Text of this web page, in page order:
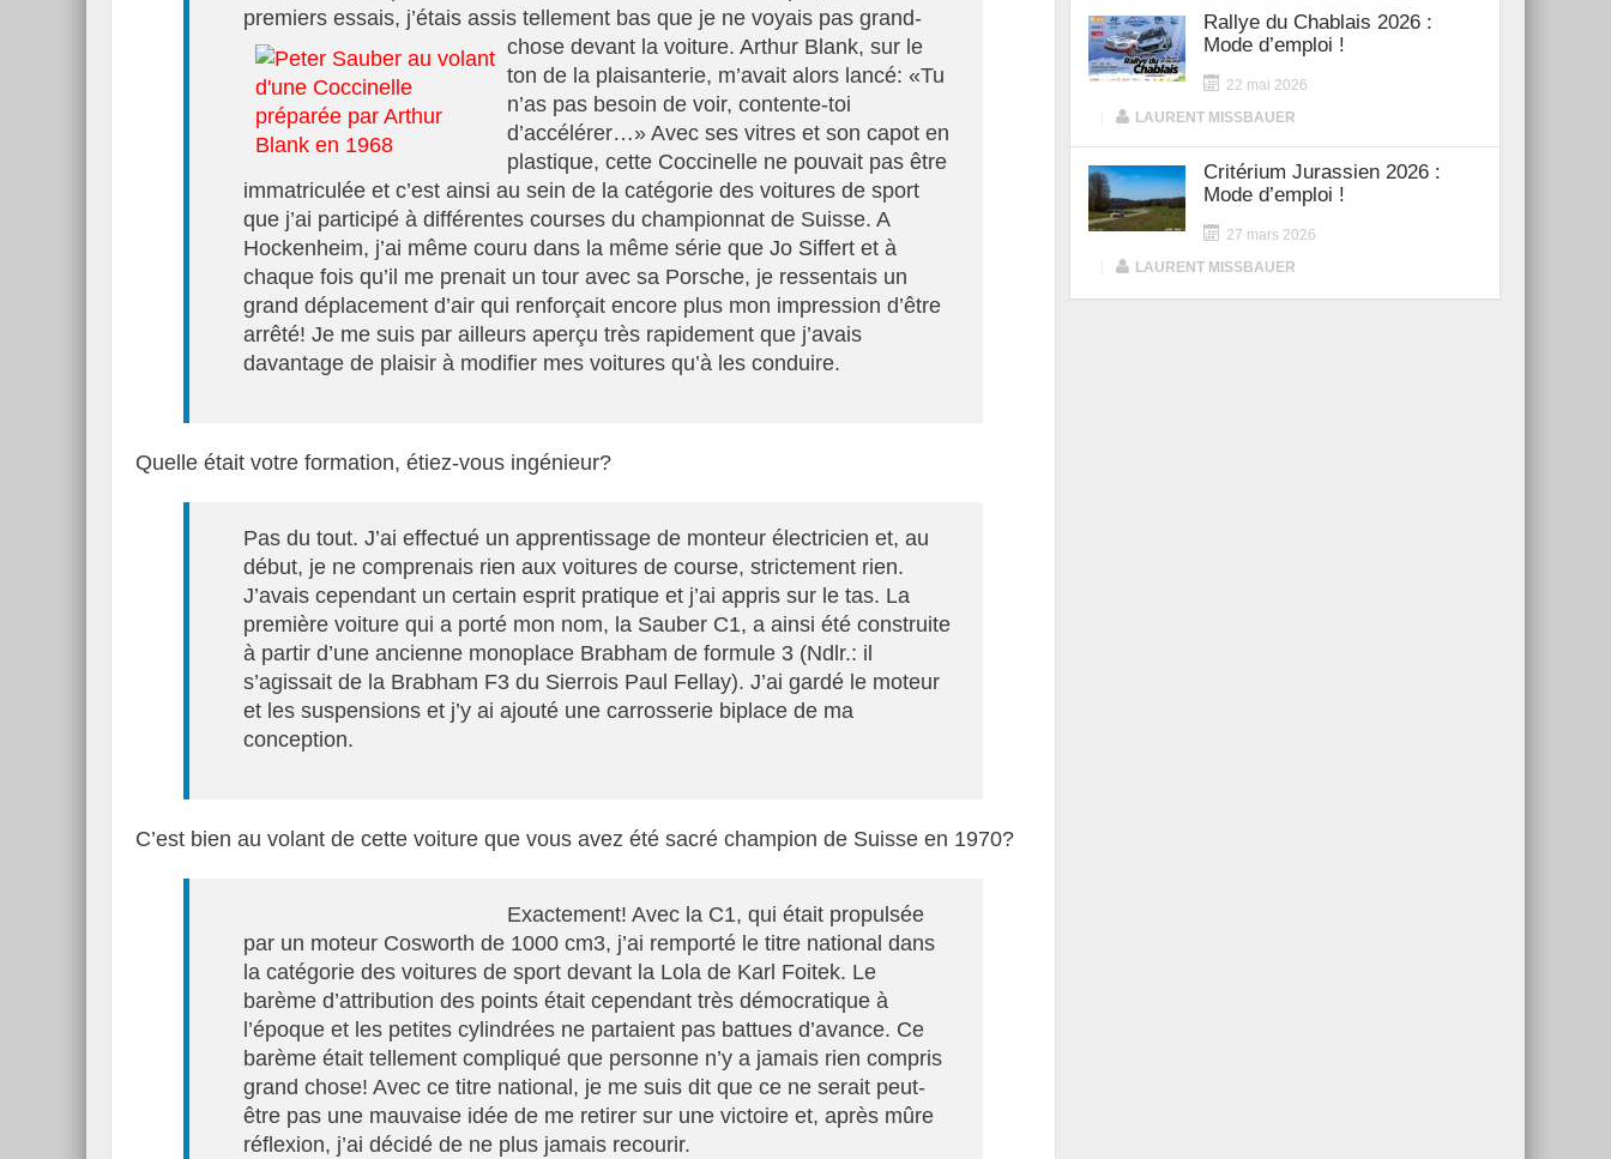
premiers essais, j’étais assis tellement bas que je ne voyais pas grand-
chose devant la voiture. Arthur Blank, sur le
ton de la plaisanterie, m’avait alors lancé: «Tu
n’as pas besoin de voir, contente-toi
d’accélérer…» Avec ses vitres et son capot en
plastique, cette Coccinelle ne pouvait pas être
immatriculée et c’est ainsi au sein de la catégorie des voitures de sport
que j’ai participé à différentes courses du championnat de Suisse. A
Hockenheim, j’ai même couru dans la même série que Jo Siffert et à
chaque fois qu’il me prenait un tour avec sa Porsche, je ressentais un
grand déplacement d’air qui renforçait encore plus mon impression d’être
arrêté! Je me suis par ailleurs aperçu très rapidement que j’avais
davantage de plaisir à modifier mes voitures qu’à les conduire.
Quelle était votre formation, étiez-vous ingénieur?
Pas du tout. J’ai effectué un apprentissage de monteur électricien et, au
début, je ne comprenais rien aux voitures de course, strictement rien.
J’avais cependant un certain esprit pratique et j’ai appris sur le tas. La
première voiture qui a porté mon nom, la Sauber C1, a ainsi été construite
à partir d’une ancienne monoplace Brabham de formule 3 (Ndlr.: il
s’agissait de la Brabham F3 du Sierrois Paul Fellay). J’ai gardé le moteur
et les suspensions et j’y ai ajouté une carrosserie biplace de ma
conception.
C’est bien au volant de cette voiture que vous avez été sacré champion de Suisse en 1970?
Exactement! Avec la C1, qui était propulsée
par un moteur Cosworth de 1000 cm3, j’ai remporté le titre national dans
la catégorie des voitures de sport devant la Lola de Karl Foitek. Le
barème d’attribution des points était cependant très démocratique à
l’époque et les petites cylindrées ne partaient pas battues d’avance. Ce
barème était tellement compliqué que personne n’y a jamais rien compris
grand chose! Avec ce titre national, je me suis dit que ce ne serait peut-
être pas une mauvaise idée de me retirer sur une victoire et, après mûre
réflexion, j’ai décidé de ne plus jamais recourir.
Rallye du Chablais 2026 :
Mode d’emploi !
22 mai 2026
LAURENT MISSBAUER
Critérium Jurassien 2026 :
Mode d’emploi !
27 mars 2026
LAURENT MISSBAUER